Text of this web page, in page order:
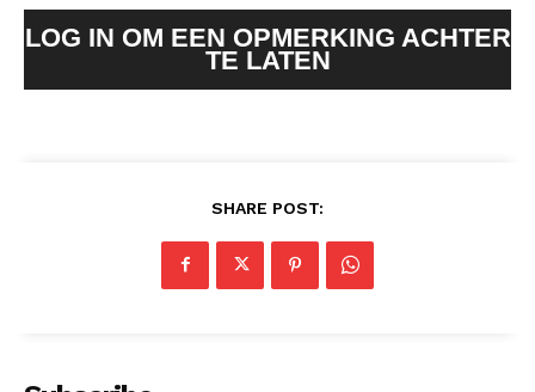
LOG IN OM EEN OPMERKING ACHTER
TE LATEN
SHARE POST: